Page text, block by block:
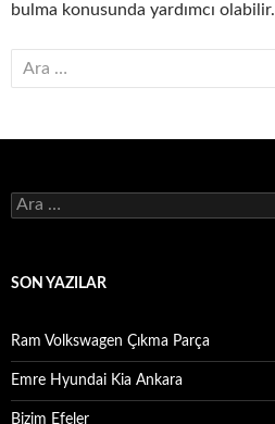
bulma konusunda yardımcı olabilir.
Arama:
Arama:
SON YAZILAR
Ram Volkswagen Çıkma Parça
Emre Hyundai Kia Ankara
Bizim Efeler